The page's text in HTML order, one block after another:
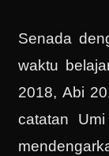
Senada
waktu
2018, Abi
catatan